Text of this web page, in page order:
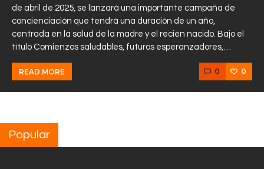
de abril de 2025, se lanzará una importante campaña de
concienciación que tendrá una duración de un año,
centrada en la salud de la madre y el recién nacido. Bajo el
título Comienzos saludables, futuros esperanzadores,…
READ MORE 0 0
Popular